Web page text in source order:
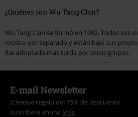
¿Quiénes son Wu Tang Clan?
Wu Tang Clan se formó en 1992. Todos sus
música por separado y están bajo sus
fue adoptado más tarde por otros grupos.
E-mail Newsletter
¡Cheque regalo del 15% de descuento,
suscríbete ahora! Más